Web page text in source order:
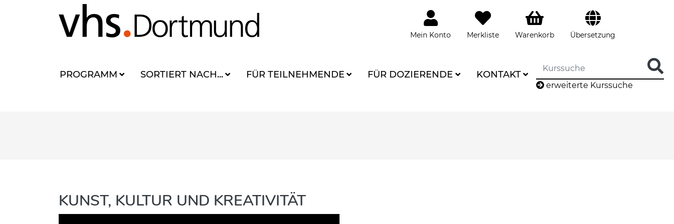
Mein Konto Merkliste Warenkorb Übersetzung
PROGRAMM SORTIERT NACH... FÜR TEILNEHMENDE FÜR DOZIERENDE KONTAKT
erweiterte Kurssuche
KUNST, KULTUR UND KREATIVITÄT